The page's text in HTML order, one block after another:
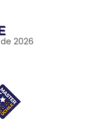
de 2026